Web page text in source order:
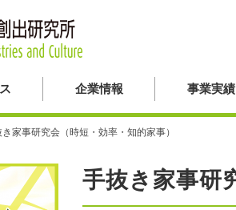
企業情報 事業実績
家事研究会（時短・効率・知的家事）
手抜き家事研